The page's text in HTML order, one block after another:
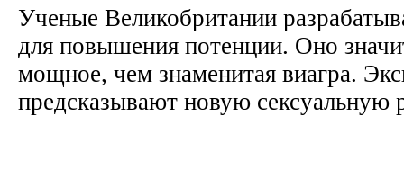
Ученые Великобритании
для повышения потенции. Оно
мощное, чем знаменитая виагра.
предсказывают новую